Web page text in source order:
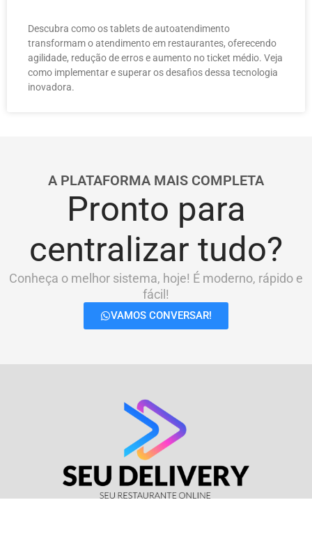
Descubra como os tablets de autoatendimento
transformam o atendimento em restaurantes, oferecendo
agilidade, redução de erros e aumento no ticket médio. Veja
como implementar e superar os desafios dessa tecnologia
inovadora.
A PLATAFORMA MAIS COMPLETA
Pronto para
centralizar tudo?
Conheça o melhor sistema, hoje! É moderno, rápido e
fácil!
VAMOS CONVERSAR!